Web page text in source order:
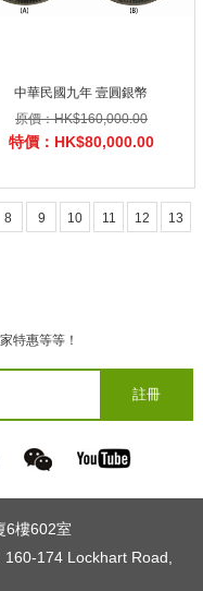
中華民國九年 壹圓銀幣
原價：HK$160,000.00
特價：HK$80,000.00
8 9 10 11 12
13
特惠等等！
6樓602室
174 Lockhart Road,